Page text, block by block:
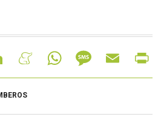
LinkedIn MeneameWhatsAppMessageEmail